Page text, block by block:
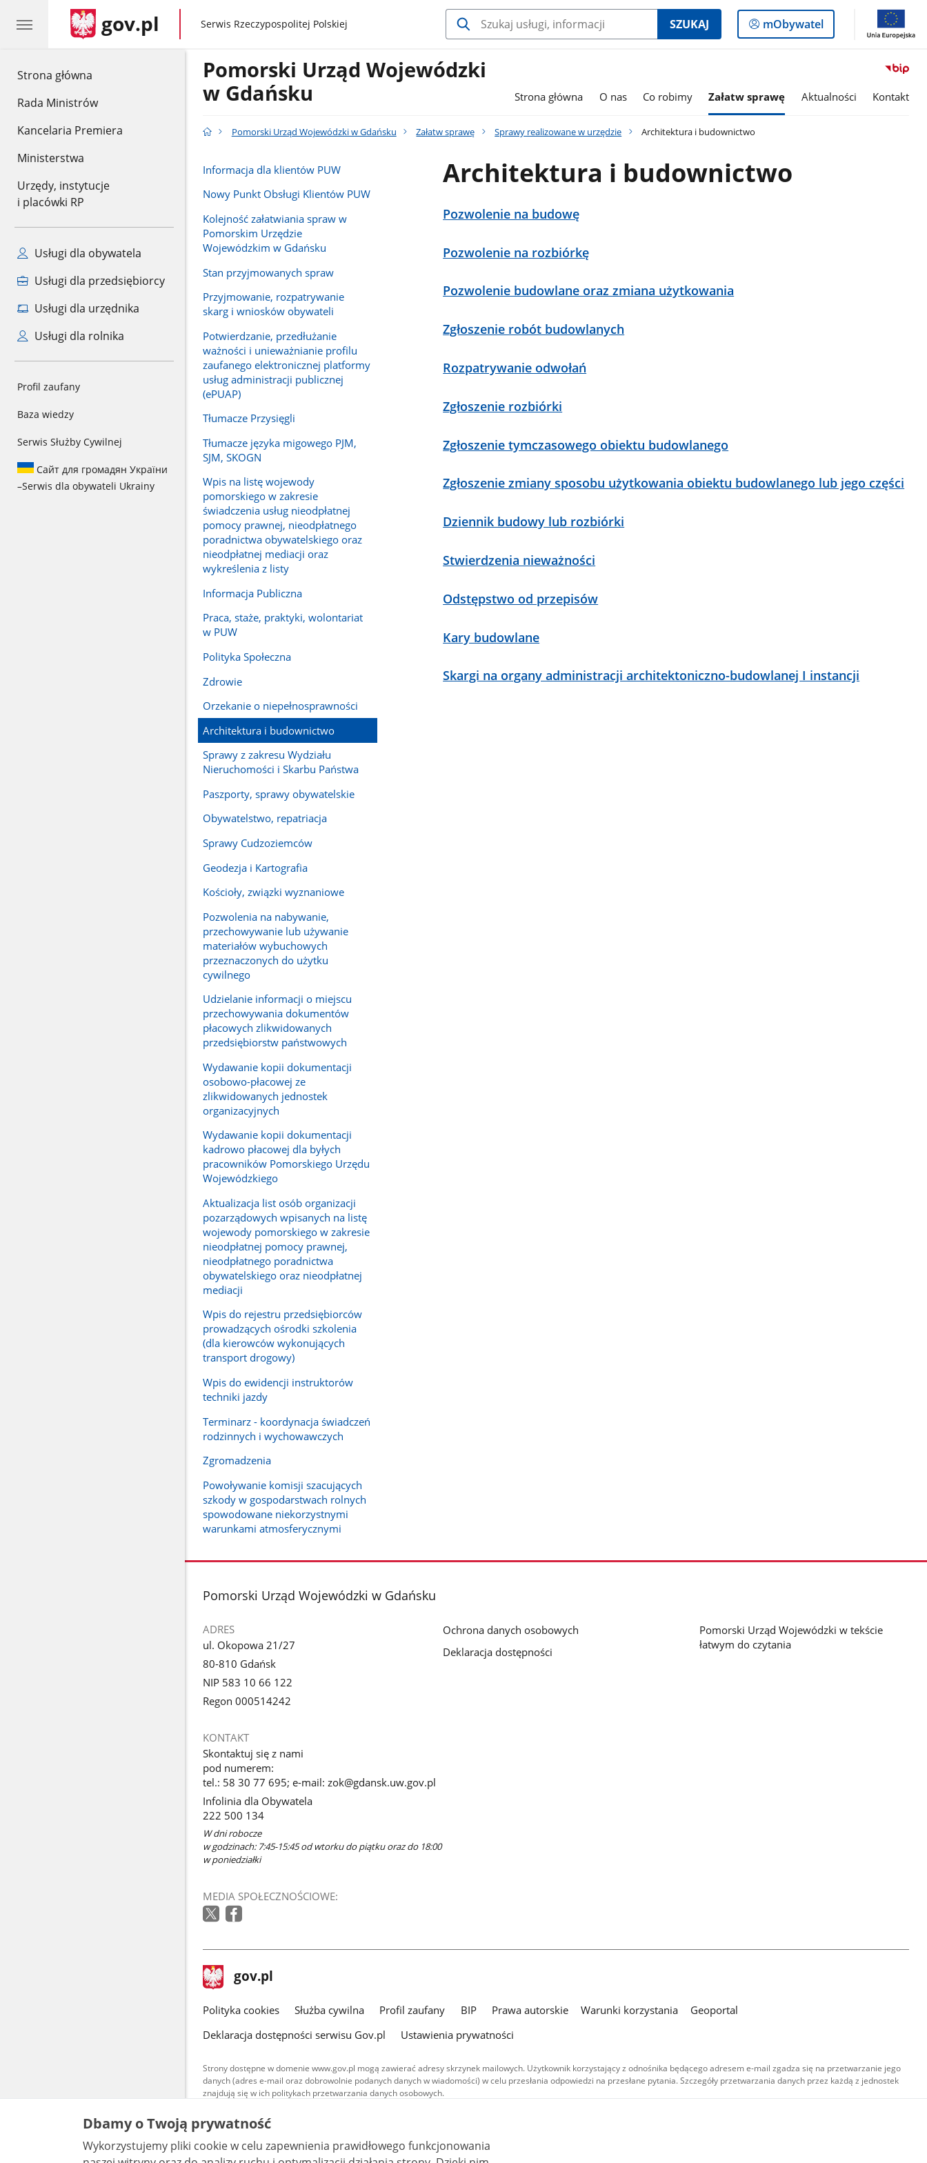
Strona główna
Rada Ministrów
Kancelaria Premiera
Ministerstwa
Urzędy, instytucje
i placówki RP
Usługi dla obywatela
Usługi dla przedsiębiorcy
Usługi dla urzędnika
Usługi dla rolnika
Profil zaufany
Baza wiedzy
Serwis Służby Cywilnej
Сайт для громадян України
–Serwis dla obywateli Ukrainy
gov.pl gov.pl
Serwis Rzeczypospolitej Polskiej SZUKAJ
Logowanie
do
mObywatel
Pomorski Urząd Wojewódzki
w Gdańsku
Strona główna O nas Co robimy Załatw sprawę Aktualności Kontakt
Pomorski Urząd Wojewódzki w Gdańsku Załatw sprawę Sprawy realizowane w urzędzie Architektura i budownictwo
Informacja dla klientów PUW
Nowy Punkt Obsługi Klientów PUW
Kolejność załatwiania spraw w
Pomorskim Urzędzie
Wojewódzkim w Gdańsku
Stan przyjmowanych spraw
Przyjmowanie, rozpatrywanie
skarg i wniosków obywateli
Potwierdzanie, przedłużanie
ważności i unieważnianie profilu
zaufanego elektronicznej platformy
usług administracji publicznej
(ePUAP)
Tłumacze Przysięgli
Tłumacze języka migowego PJM,
SJM, SKOGN
Wpis na listę wojewody
pomorskiego w zakresie
świadczenia usług nieodpłatnej
pomocy prawnej, nieodpłatnego
poradnictwa obywatelskiego oraz
nieodpłatnej mediacji oraz
wykreślenia z listy
Informacja Publiczna
Praca, staże, praktyki, wolontariat
w PUW
Polityka Społeczna
Zdrowie
Orzekanie o niepełnosprawności
Architektura i budownictwo
Sprawy z zakresu Wydziału
Nieruchomości i Skarbu Państwa
Paszporty, sprawy obywatelskie
Obywatelstwo, repatriacja
Sprawy Cudzoziemców
Geodezja i Kartografia
Kościoły, związki wyznaniowe
Pozwolenia na nabywanie,
przechowywanie lub używanie
materiałów wybuchowych
przeznaczonych do użytku
cywilnego
Udzielanie informacji o miejscu
przechowywania dokumentów
płacowych zlikwidowanych
przedsiębiorstw państwowych
Wydawanie kopii dokumentacji
osobowo-płacowej ze
zlikwidowanych jednostek
organizacyjnych
Wydawanie kopii dokumentacji
kadrowo płacowej dla byłych
pracowników Pomorskiego Urzędu
Wojewódzkiego
Aktualizacja list osób organizacji
pozarządowych wpisanych na listę
wojewody pomorskiego w zakresie
nieodpłatnej pomocy prawnej,
nieodpłatnego poradnictwa
obywatelskiego oraz nieodpłatnej
mediacji
Wpis do rejestru przedsiębiorców
prowadzących ośrodki szkolenia
(dla kierowców wykonujących
transport drogowy)
Wpis do ewidencji instruktorów
techniki jazdy
Terminarz - koordynacja świadczeń
rodzinnych i wychowawczych
Zgromadzenia
Powoływanie komisji szacujących
szkody w gospodarstwach rolnych
spowodowane niekorzystnymi
warunkami atmosferycznymi
Architektura i budownictwo
Pozwolenie na budowę
Pozwolenie na rozbiórkę
Pozwolenie budowlane oraz zmiana użytkowania
Zgłoszenie robót budowlanych
Rozpatrywanie odwołań
Zgłoszenie rozbiórki
Zgłoszenie tymczasowego obiektu budowlanego
Zgłoszenie zmiany sposobu użytkowania obiektu budowlanego lub jego części
Dziennik budowy lub rozbiórki
Stwierdzenia nieważności
Odstępstwo od przepisów
Kary budowlane
Skargi na organy administracji architektoniczno-budowlanej I instancji
stopka
Pomorski Urząd Wojewódzki w Gdańsku
ADRES
ul. Okopowa 21/27
80-810 Gdańsk
NIP 583 10 66 122
Regon 000514242
KONTAKT
Skontaktuj się z nami
pod numerem:
tel.: 58 30 77 695; e-mail: zok@gdansk.uw.gov.pl
Infolinia dla Obywatela
222 500 134
W dni robocze
w godzinach: 7:45-15:45 od wtorku do piątku oraz do 18:00
w poniedziałki
MEDIA SPOŁECZNOŚCIOWE:
Ochrona danych osobowych
Deklaracja dostępności
Pomorski Urząd Wojewódzki w tekście
łatwym do czytania
stopka
gov.pl Strona
gov.pl
gov.pl
Polityka cookies Służba cywilna Profil zaufany BIP Prawa autorskie Warunki korzystania
Geoportal
Deklaracja dostępności serwisu Gov.pl
Ustawienia prywatności
Strony dostępne w domenie www.gov.pl mogą zawierać adresy skrzynek mailowych. Użytkownik korzystający z odnośnika będącego adresem e-mail zgadza się na przetwarzanie jego
danych (adres e-mail oraz dobrowolnie podanych danych w wiadomości) w celu przesłania odpowiedzi na przesłane pytania. Szczegóły przetwarzania danych przez każdą z jednostek
znajdują się w ich politykach przetwarzania danych osobowych.
Treści tekstowe publikowane w serwisie (z wyłączeniem treści audiowizualnych), są
udostępniane na licencji typu Creative Commons: uznanie autorstwa - na tych samych
warunkach 4.0 (CC BY-SA 4.0). Materiały audiowizualne, w tym zdjęcia, materiały audio i wideo,
są udostępniane na licencji typu Creative Commons: uznanie autorstwa użycie niekomercyjne -
bez utworów zależnych 4.0 (CC BY-NC-ND 4.0), o ile nie jest to stwierdzone inaczej.
Dbamy o Twoją prywatność
Wykorzystujemy pliki cookie w celu zapewnienia prawidłowego funkcjonowania